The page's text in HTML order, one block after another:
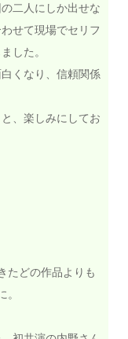
二人にしか出せな
せて現場でセリフ
した。
くなり、信頼関係
、楽しみにしてお
たどの作品よりも